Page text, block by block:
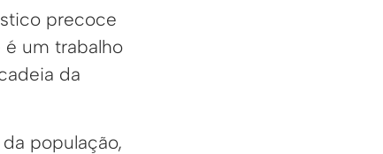
precoce
é um trabalho
da
população,